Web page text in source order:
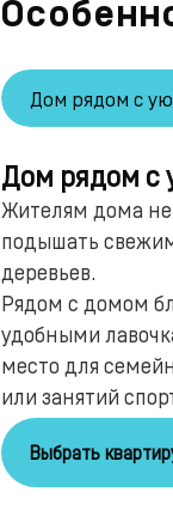
Дом рядом с
Дом рядом с
Жителям дома не
подышать
деревьев.
Рядом с домом
удобными
место для
или занятий
Выбрать